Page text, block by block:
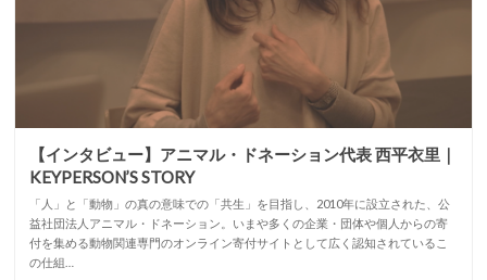
【インタビュー】アニマル・ドネーション代表 西平衣里｜
KEYPERSON’S STORY
「人」と「動物」の真の意味での「共生」を目指し、2010年に設立された、公
益社団法人アニマル・ドネーション。いまや多くの企業・団体や個人からの寄
付を集める動物関連専門のオンライン寄付サイトとして広く認知されているこ
の仕組…